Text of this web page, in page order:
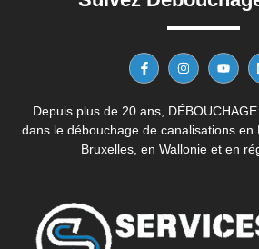
Depuis plus de 20 ans,
dans le débouchage de canalisations en
Bruxelles, en Wallonie et en